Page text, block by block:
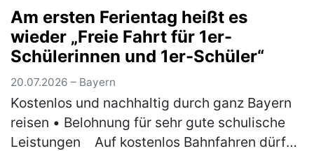
Västeras in Schweden, Ben…(mehr)
Am ersten Ferientag heißt es
wieder „Freie Fahrt für 1er-
Schülerinnen und 1er-Schüler“
20.07.2026 – Bayern
Kostenlos und nachhaltig durch ganz Bayern
reisen • Belohnung für sehr gute schulische
Leistungen ￼Auf kostenlos Bahnfahren dürfen